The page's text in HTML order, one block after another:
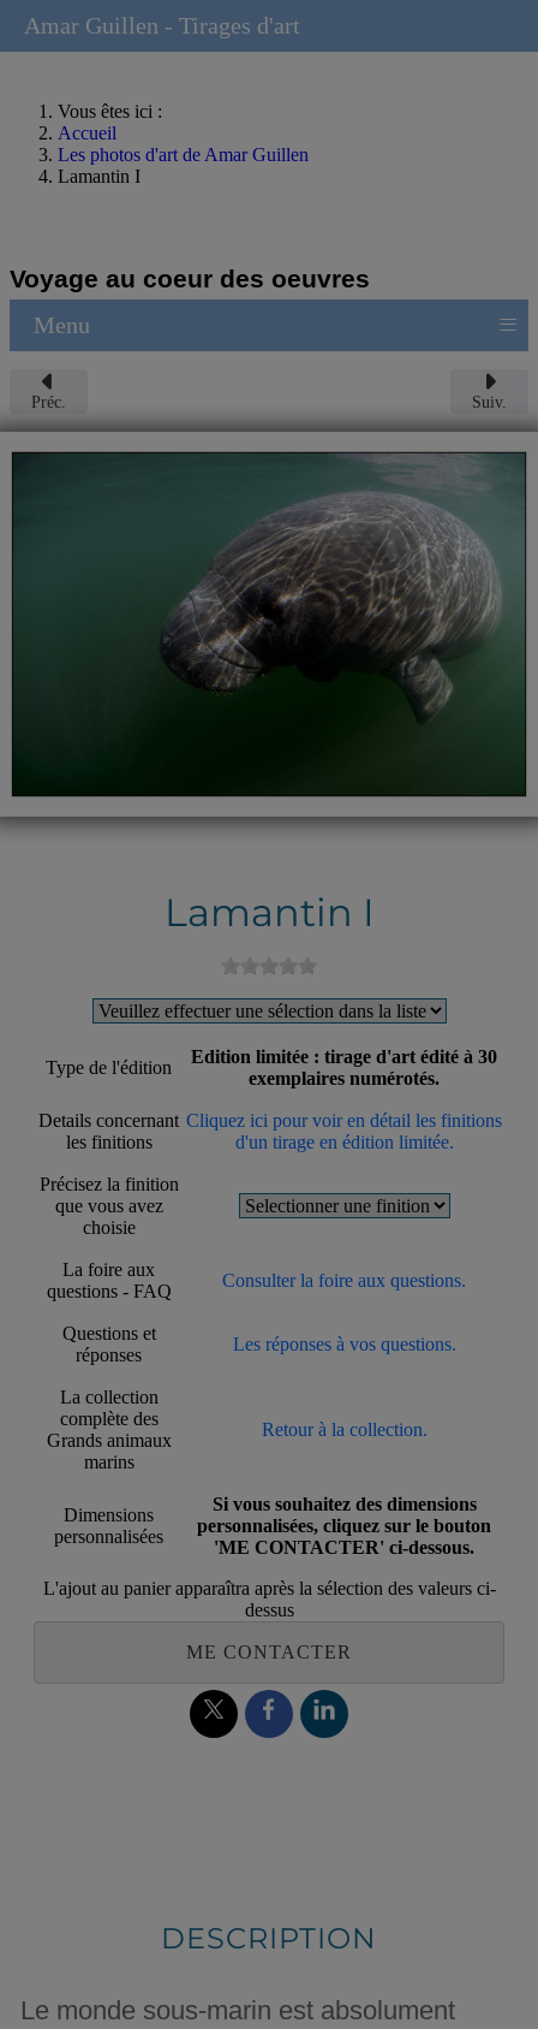
Vous êtes ici :
Accueil
Les photos d'art de Amar Guillen
Lamantin I
Voyage au coeur des oeuvres
Menu ≡
Préc. Suiv.
Lamantin I
Type de l'édition
Edition limitée : tirage d'art édité à 30
exemplaires numérotés.
Details concernant
les finitions
Cliquez ici pour voir en détail les finitions
d'un tirage en édition limitée.
Précisez la finition
que vous avez
choisie
La foire aux
questions - FAQ
Consulter la foire aux questions.
Questions et
réponses
Les réponses à vos questions.
La collection
complète des
Grands animaux
marins
Retour à la collection.
Dimensions
personnalisées
Si vous souhaitez des dimensions
personnalisées, cliquez sur le bouton
'ME CONTACTER' ci-dessous.
L'ajout au panier apparaîtra après la sélection des valeurs ci-
dessus
ME CONTACTER
DESCRIPTION
Le monde sous-marin est absolument
Amar Guillen - Tirages d'art